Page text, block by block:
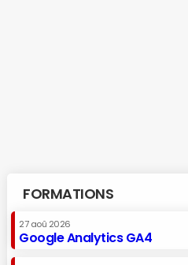
FORMATIONS
27 aoû 2026
Google Analytics GA4